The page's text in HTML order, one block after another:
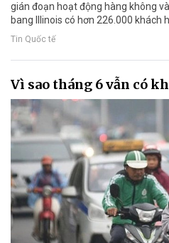
gián đoạn hoạt động hàng không
bang Illinois có hơn 226.000 khách
Tin Quốc tế
Vì sao tháng 6 vẫn có